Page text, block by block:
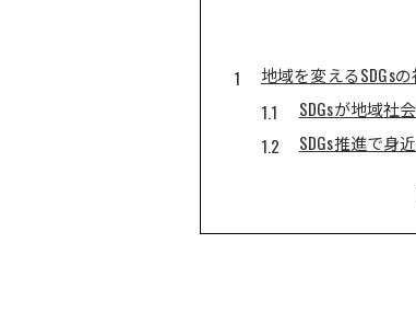
地域を変えるSDGs
SDGsが地域社
SDGs推進で身
持続可能な発